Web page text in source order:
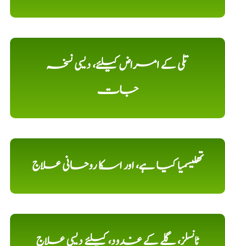
تلی کے امراض کیلئے، دیسی نسخہ
جات
تھلیسمیا کیا ہے، اور اسکا روحانی علاج
ٹانسلز، گلے کے غدود، کیلئے دیسی علاج